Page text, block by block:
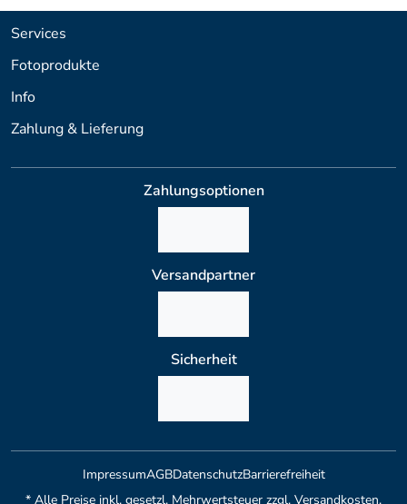
Services
Fotoprodukte
Info
Zahlung & Lieferung
Zahlungsoptionen
Versandpartner
Sicherheit
ImpressumAGBDatenschutzBarrierefreiheit
* Alle Preise inkl. gesetzl. Mehrwertsteuer zzgl. Versandkosten,